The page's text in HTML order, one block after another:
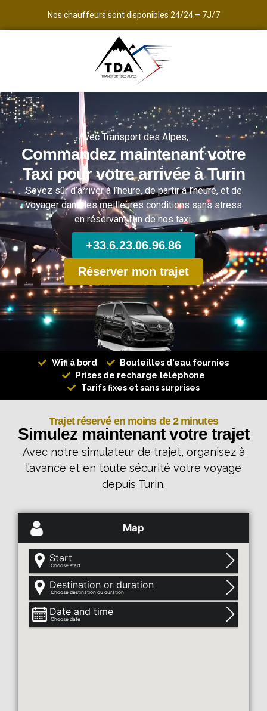
Nos chauffeurs sont disponibles 24/24 – 7J/7
Avec Transport des Alpes,
Commandez maintenant votre
Taxi pour votre arrivée à Turin
Soyez sûr d’arriver à l’heure, de partir à l’heure, et de
voyager dans les meilleures conditions sans stress
en réservant l’un de nos taxi.
+33.6.23.06.96.86
Réserver mon trajet
Wifi à bord
Bouteilles d'eau fournies
Prises de recharge téléphone
Tarifs fixes et sans surprises
Trajet réservé en moins de 2 minutes
Simulez maintenant votre trajet
Avec notre simulateur de trajet, organisez à
l’avance et en toute sécurité votre voyage
depuis Turin.